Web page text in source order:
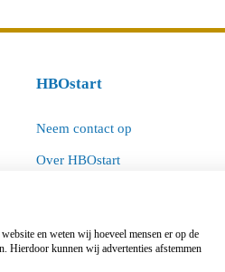
HBOstart
Neem contact op
Over HBOstart
Handige links
en weten wij hoeveel mensen er op de
Hierdoor kunnen wij advertenties afstemmen